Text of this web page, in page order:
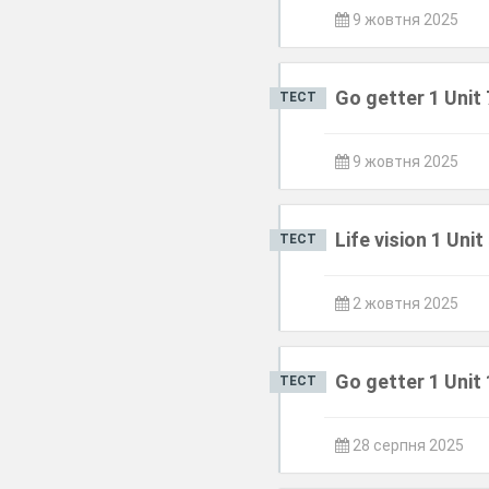
9 жовтня 2025
ТЕСТ Go getter 1 Unit
9 жовтня 2025
ТЕСТ Life vision 1 Unit
2 жовтня 2025
ТЕСТ Go getter 1 Unit
28 серпня 2025